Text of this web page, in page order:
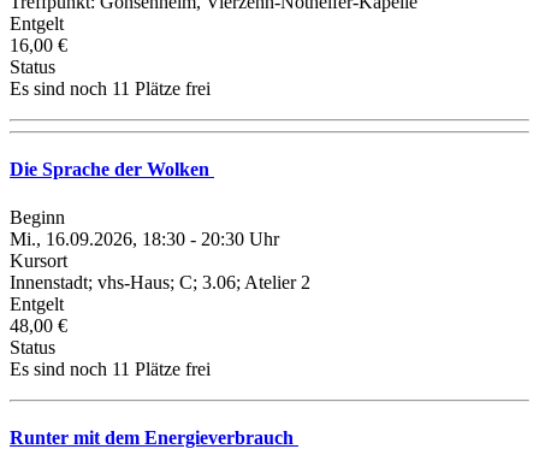
Entgelt
16,00 €
Status
Es sind noch 11 Plätze frei
Die Sprache der Wolken
Beginn
Mi., 16.09.2026, 18:30 - 20:30 Uhr
Kursort
Innenstadt; vhs-Haus; C; 3.06; Atelier 2
Entgelt
48,00 €
Status
Es sind noch 11 Plätze frei
Runter mit dem Energieverbrauch